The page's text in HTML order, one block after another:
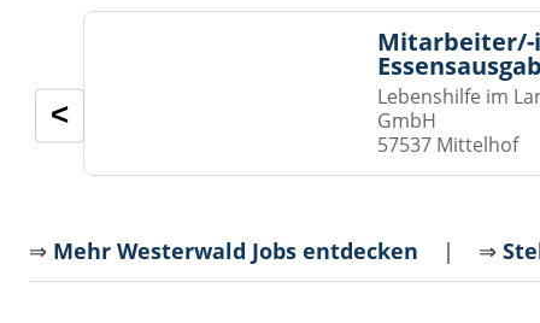
Lebenshilfe im
GmbH
57537 Mittelhof
<
⇒ Mehr Westerwald Jobs entdecken | ⇒